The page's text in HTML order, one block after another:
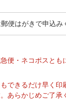
便はがきで申込み
便・ネコポスと
できるだけ早く
あらかじめご了承